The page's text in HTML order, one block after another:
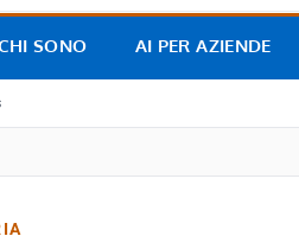
SONO AI PER AZIENDE